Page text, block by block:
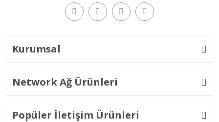
Kurumsal
Network Ağ Ürünleri
Popüler İletişim Ürünleri